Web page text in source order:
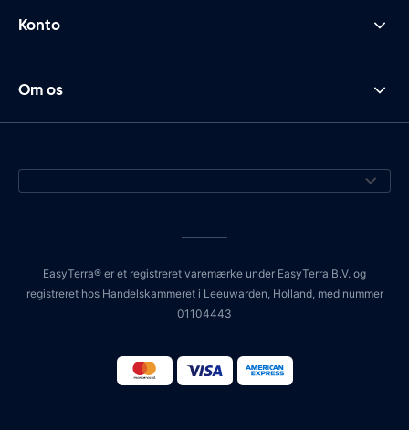
Konto
Om os
EasyTerra® er et registreret varemærke under EasyTerra B.V. og
registreret hos Handelskammeret i Leeuwarden, Holland, med nummer
01104443